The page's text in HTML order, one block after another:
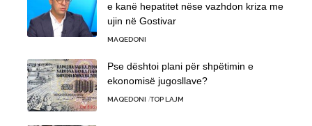
e kanë hepatitet nëse vazhdon kriza me
ujin në Gostivar
MAQEDONI
Pse dështoi plani për shpëtimin e
ekonomisë jugosllave?
MAQEDONI TOP LAJM